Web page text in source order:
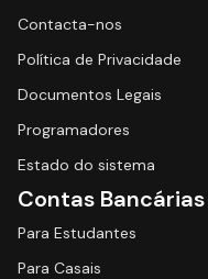
Contacta-nos
Política de Privacidade
Documentos Legais
Programadores
Estado do sistema
Contas Bancárias
Para Estudantes
Para Casais